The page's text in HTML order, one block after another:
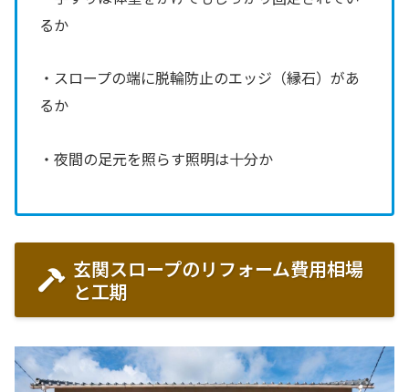
るか
・スロープの端に脱輪防止のエッジ（縁石）があ
るか
・夜間の足元を照らす照明は十分か
玄関スロープのリフォーム費用相場
と工期